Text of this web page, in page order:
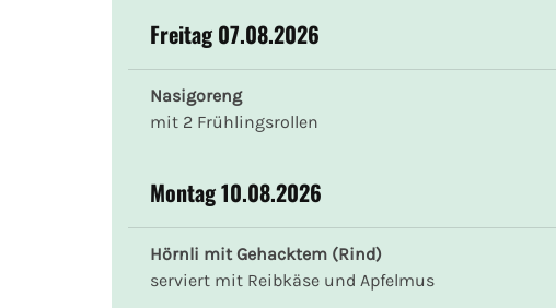
Freitag 07.08.2026
Nasigoreng
mit 2 Frühlingsrollen
Montag 10.08.2026
Hörnli mit Gehacktem (Rind)
serviert mit Reibkäse und Apfelmus